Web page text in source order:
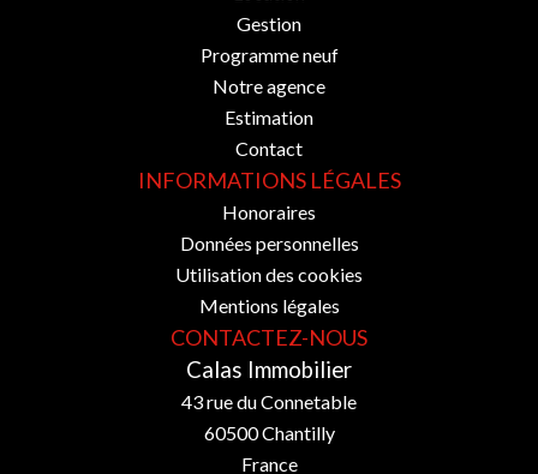
Gestion
Programme neuf
Notre agence
Estimation
Contact
INFORMATIONS LÉGALES
Honoraires
Données personnelles
Utilisation des cookies
Mentions légales
CONTACTEZ-NOUS
Calas Immobilier
43 rue du Connetable
60500Chantilly
France